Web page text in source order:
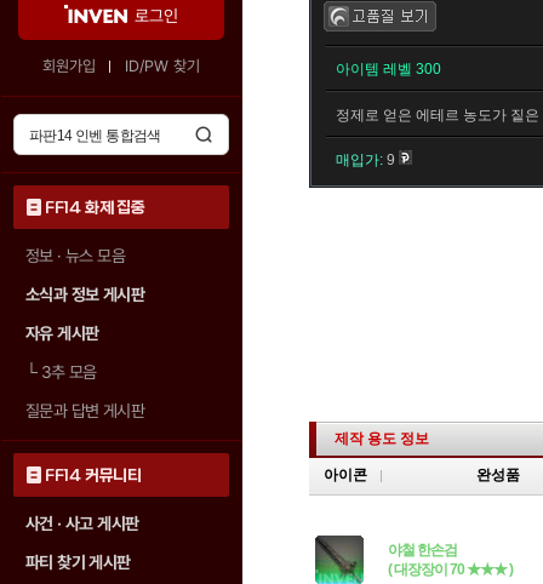
로그인
회원가입 ID/PW 찾기
FF14 화제 집중
정보 · 뉴스 모음
소식과 정보 게시판
자유 게시판
└3추 모음
질문과 답변 게시판
FF14 커뮤니티
사건 · 사고 게시판
파티 찾기 게시판
아이템 레벨 300
정제로 얻은 에테르 농도가 짙
매입가: 9
제작 용도 정보
아이콘 완성품
야철 한손검
( 대장장이 70 ★★★ )